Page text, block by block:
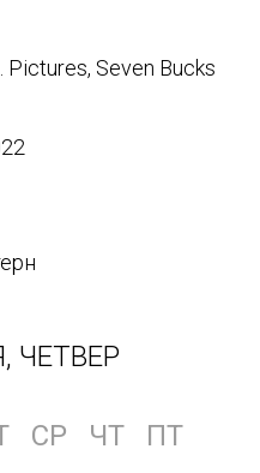
Pictures, Seven Bucks
ЧЕТВЕР
СР ЧТ
ПТ